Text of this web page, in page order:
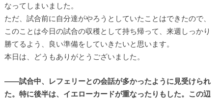
なってしまいました。
ただ、試合前に自分達がやろうとしていたことはできたので、
このことは今日の試合の収穫として持ち帰って、来週しっかり
勝てるよう、良い準備をしていきたいと思います。
本日は、どうもありがとうございました。
――試合中、レフェリーとの会話が多かったように見受けられ
た。特に後半は、イエローカードが重なったりもした。この辺